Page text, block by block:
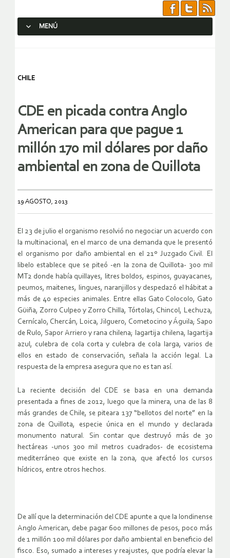
MENÚ
CHILE
CDE en picada contra Anglo
American para que pague 1
millón 170 mil dólares por daño
ambiental en zona de Quillota
19 AGOSTO, 2013
El 23 de julio el organismo resolvió no negociar un acuerdo con
la multinacional, en el marco de una demanda que le presentó
el organismo por daño ambiental en el 21º Juzgado Civil. El
libelo establece que se piteó -en la zona de Quillota- 300 mil
MT2 donde había quillayes, litres boldos, espinos, guayacanes,
peumos, maitenes, lingues, naranjillos y despedazó el hábitat a
más de 40 especies animales. Entre ellas Gato Colocolo, Gato
Güiña, Zorro Culpeo y Zorro Chilla, Tórtolas, Chincol, Lechuza,
Cernícalo, Chercán, Loica, Jilguero, Cometocino y Águila; Sapo
de Rulo, Sapor Arriero y rana chilena; lagartija chilena, lagartija
azul, culebra de cola corta y culebra de cola larga, varios de
ellos en estado de conservación, señala la acción legal. La
respuesta de la empresa asegura que no es tan así.
La reciente decisión del CDE se basa en una demanda
presentada a fines de 2012, luego que la minera, una de las 8
más grandes de Chile, se piteara 137 “bellotos del norte” en la
zona de Quillota, especie única en el mundo y declarada
monumento natural. Sin contar que destruyó más de 30
hectáreas -unos 300 mil metros cuadrados- de ecosistema
mediterráneo que existe en la zona, que afectó los cursos
hídricos, entre otros hechos.
De allí que la determinación del CDE apunte a que la londinense
Anglo American, debe pagar 600 millones de pesos, poco más
de 1 millón 100 mil dólares por daño ambiental en beneficio del
fisco. Eso, sumado a intereses y reajustes, que podría elevar la